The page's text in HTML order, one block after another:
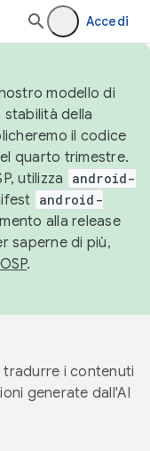
Accedi
modello di
della
il codice
quarto trimestre.
utilizza
android-
android-
alla release
saperne di più,
.
tradurre i contenuti
generate dall'AI